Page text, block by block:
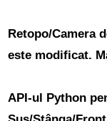
Retopo/Camera
este modificat.
API-ul Python